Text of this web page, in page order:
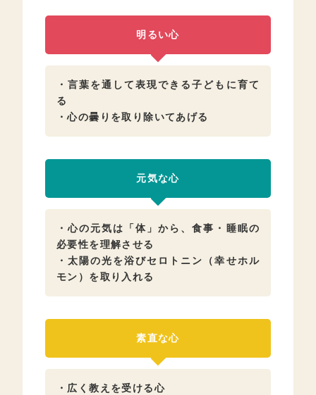
明るい心
・言葉を通して表現できる子どもに育て
る
・心の曇りを取り除いてあげる
元気な心
・心の元気は「体」から、食事・睡眠の
必要性を理解させる
・太陽の光を浴びセロトニン（幸せホル
モン）を取り入れる
素直な心
・広く教えを受ける心